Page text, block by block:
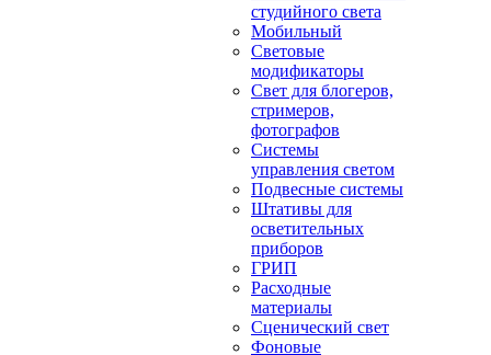
студийного света
Мобильный
Световые
модификаторы
Свет для блогеров,
стримеров,
фотографов
Системы
управления светом
Подвесные системы
Штативы для
осветительных
приборов
ГРИП
Расходные
материалы
Сценический свет
Фоновые